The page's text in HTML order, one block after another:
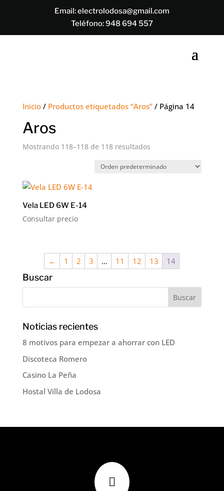
Email:electrolodosa@gmail.com
Teléfono:948 694 557
Inicio/ Productos etiquetados “Aros”/ Página 14
Aros
Mostrando 118–118 de 118 resultados
Vela LED 6W E-14
Consultar precio
← 1 2 3 … 11 12 13 14
Buscar
Noticias recientes
8 motivos para empezar a ahorrar con LED
Discoteca Romero
Casino La Peña
Hostal Villa de Lodosa
